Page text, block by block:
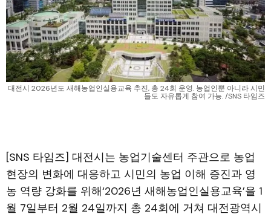
대전시 2026년도 새해농업인실용교육 추진, 총 24회 운영. 농업인뿐 아니라 시민
들도 자유롭게 참여 가능. /SNS 타임즈
[SNS 타임즈] 대전시는 농업기술센터 주관으로 농업
현장의 변화에 대응하고 시민의 농업 이해 증진과 영
농 역량 강화를 위해‘2026년 새해농업인실용교육’을 1
월 7일부터 2월 24일까지 총 24회에 거쳐 대전광역시